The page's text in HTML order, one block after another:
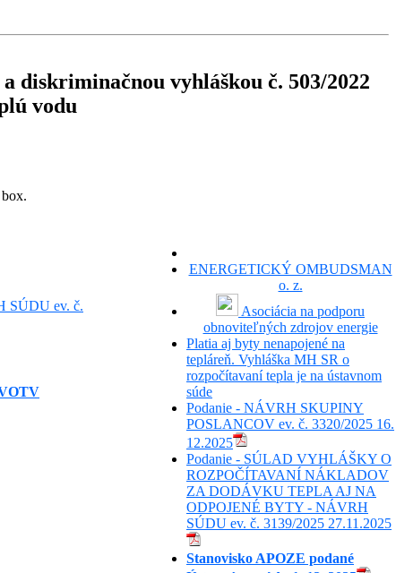
diskriminačnou vyhláškou č. 503/2022
vodu
SÚDU ev. č.
ENERGETICKÝ OMBUDSMAN
o. z.
Asociácia na podporu
obnoviteľných zdrojov energie
Platia aj byty nenapojené na
tepláreň. Vyhláška MH SR o
rozpočítavaní tepla je na ústavnom
súde
Podanie - NÁVRH SKUPINY
POSLANCOV ev. č. 3320/2025 16.
12.2025
Podanie - SÚLAD VYHLÁŠKY O
ROZPOČÍTAVANÍ NÁKLADOV
ZA DODÁVKU TEPLA AJ NA
ODPOJENÉ BYTY - NÁVRH
SÚDU ev. č. 3139/2025 27.11.2025
Stanovisko APOZE podané